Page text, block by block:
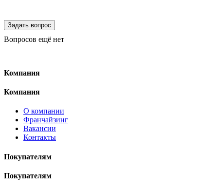
Вопросов ещё нет
Компания
Компания
О компании
Франчайзинг
Вакансии
Контакты
Покупателям
Покупателям